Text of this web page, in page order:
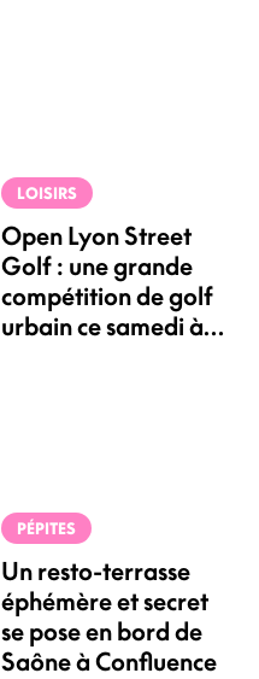
LOISIRS
Open Lyon Street
Golf : une grande
compétition de golf
urbain ce samedi à
PÉPITES
Un resto-terrasse
éphémère et secret
se pose en bord de
Saône à Confluence